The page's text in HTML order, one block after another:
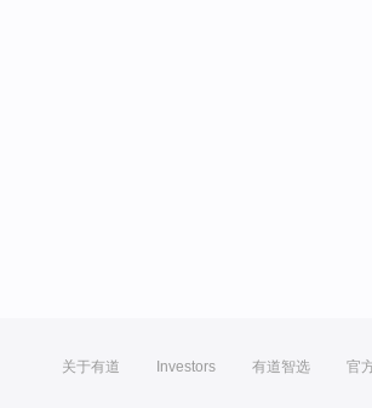
关于有道 Investors 有道智选 官